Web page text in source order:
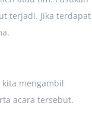
terjadi. Jika terdapat
kita mengambil
acara tersebut.